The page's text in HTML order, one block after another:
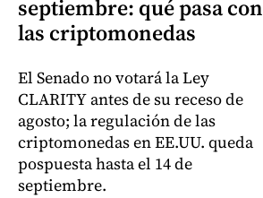
septiembre: qué pasa con
las criptomonedas
El Senado no votará la Ley
CLARITY antes de su receso de
agosto; la regulación de las
criptomonedas en EE.UU. queda
pospuesta hasta el 14 de
septiembre.